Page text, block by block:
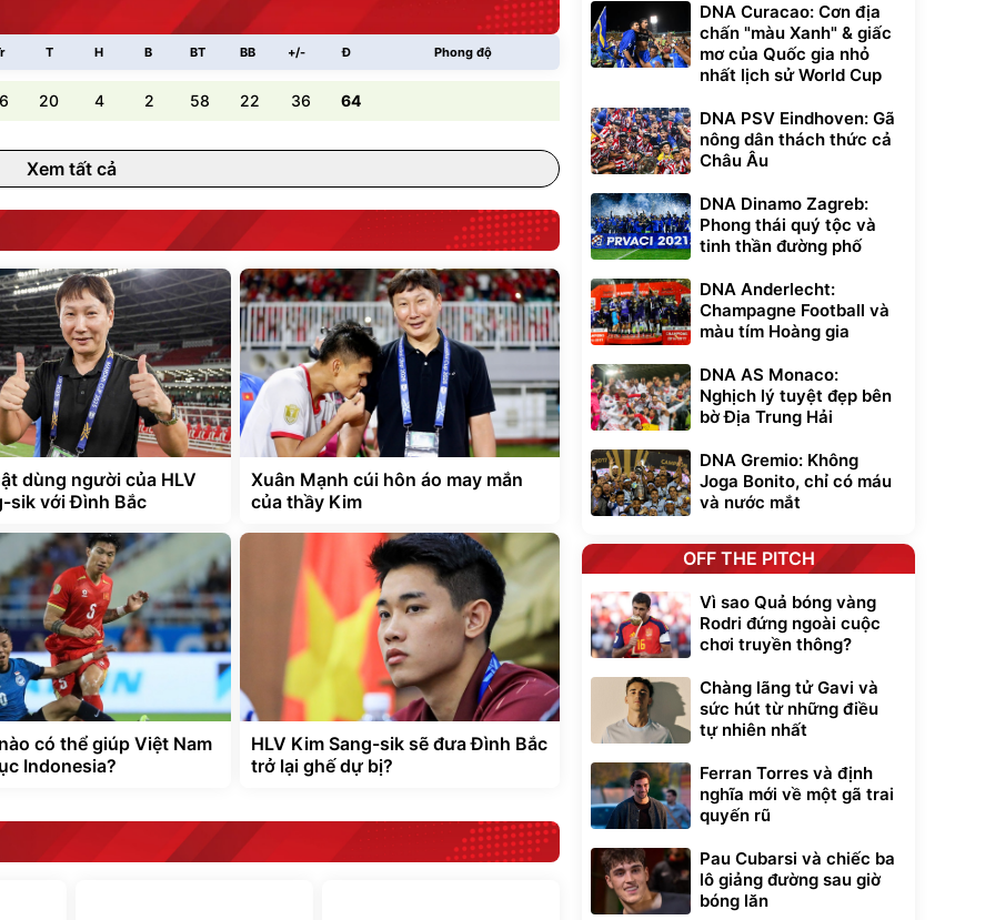
T H B BT BB +/- Đ Phong độ
20 4 2 58 22 36 64
Xem tất cả
dùng người của HLV
sik với Đình Bắc
Xuân Mạnh cúi hôn áo may mắn
của thầy Kim
có thể giúp Việt Nam
Indonesia?
HLV Kim Sang-sik sẽ đưa Đình Bắc
trở lại ghế dự bị?
DNA Curacao: Cơn địa
chấn "màu Xanh" & giấc
mơ của Quốc gia nhỏ
nhất lịch sử World Cup
DNA PSV Eindhoven: Gã
nông dân thách thức cả
Châu Âu
DNA Dinamo Zagreb:
Phong thái quý tộc và
tinh thần đường phố
DNA Anderlecht:
Champagne Football và
màu tím Hoàng gia
DNA AS Monaco:
Nghịch lý tuyệt đẹp bên
bờ Địa Trung Hải
DNA Gremio: Không
Joga Bonito, chỉ có máu
và nước mắt
OFF THE PITCH
Vì sao Quả bóng vàng
Rodri đứng ngoài cuộc
chơi truyền thông?
Chàng lãng tử Gavi và
sức hút từ những điều
tự nhiên nhất
Ferran Torres và định
nghĩa mới về một gã trai
quyến rũ
Pau Cubarsi và chiếc ba
lô giảng đường sau giờ
bóng lăn